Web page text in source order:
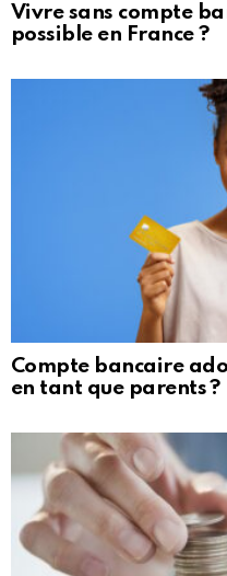
Vivre sans compte
possible en France ?
Compte bancaire
en tant que parents ?